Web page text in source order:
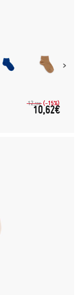
12,50€ (-15%)
10,62€